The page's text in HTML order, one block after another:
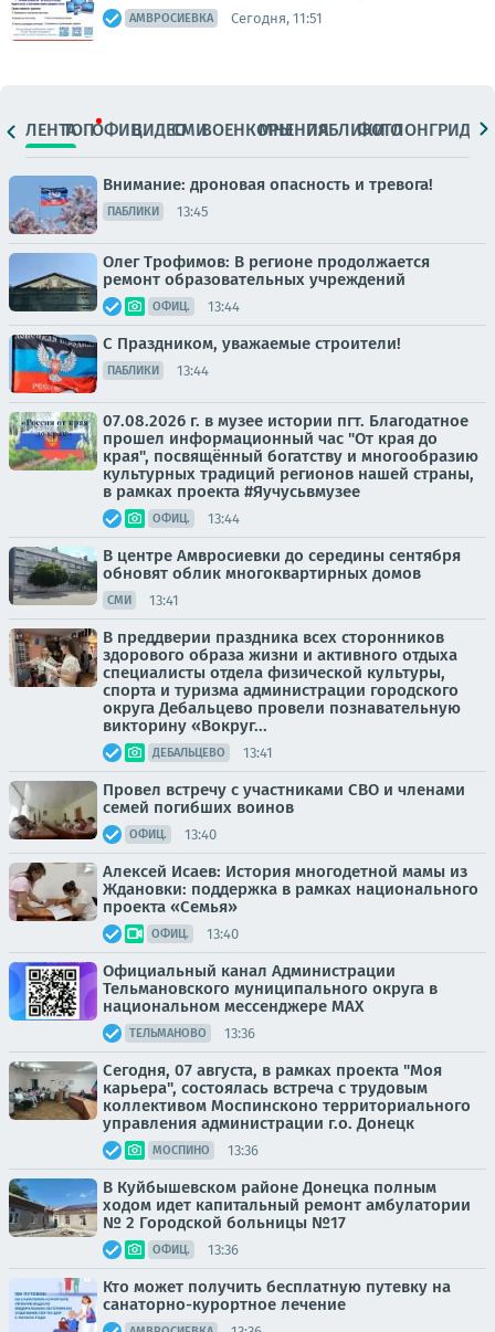
АМВРОСИЕВКА Сегодня, 11:51
ЛЕНТАТОПОФИЦ.ВИДЕОСМИВОЕНКОРЫМНЕНИЯПАБЛИКИ
ФОТОЛОНГРИДЫ
Внимание: дроновая опасность и тревога!
ПАБЛИКИ 13:45
Олег Трофимов: В регионе продолжается
ремонт образовательных учреждений
ОФИЦ. 13:44
С Праздником, уважаемые строители!
ПАБЛИКИ 13:44
07.08.2026 г. в музее истории пгт. Благодатное
прошел информационный час "От края до
края", посвящённый богатству и многообразию
культурных традиций регионов нашей страны,
в рамках проекта #Яучусьвмузее
ОФИЦ. 13:44
В центре Амвросиевки до середины сентября
обновят облик многоквартирных домов
СМИ 13:41
В преддверии праздника всех сторонников
здорового образа жизни и активного отдыха
специалисты отдела физической культуры,
спорта и туризма администрации городского
округа Дебальцево провели познавательную
викторину «Вокруг...
ДЕБАЛЬЦЕВО 13:41
Провел встречу с участниками СВО и членами
семей погибших воинов
ОФИЦ. 13:40
Алексей Исаев: История многодетной мамы из
Ждановки: поддержка в рамках национального
проекта «Семья»
ОФИЦ. 13:40
Официальный канал Администрации
Тельмановского муниципального округа в
национальном мессенджере MАХ
ТЕЛЬМАНОВО 13:36
Сегодня, 07 августа, в рамках проекта "Моя
карьера", состоялась встреча с трудовым
коллективом Моспинсконо территориального
управления администрации г.о. Донецк
МОСПИНО 13:36
В Куйбышевском районе Донецка полным
ходом идет капитальный ремонт амбулатории
№ 2 Городской больницы №17
ОФИЦ. 13:36
Кто может получить бесплатную путевку на
санаторно-курортное лечение